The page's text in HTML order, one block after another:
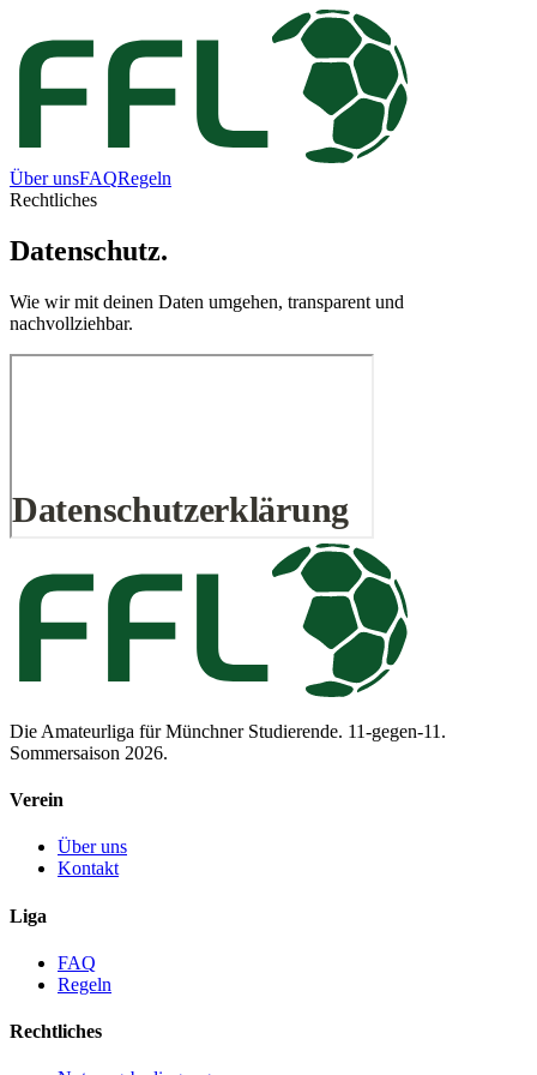
Über unsFAQRegeln
Rechtliches
Datenschutz.
Wie wir mit deinen Daten umgehen, transparent und
nachvollziehbar.
Die Amateurliga für Münchner Studierende. 11-gegen-11.
Sommersaison 2026.
Verein
Über uns
Kontakt
Liga
FAQ
Regeln
Rechtliches